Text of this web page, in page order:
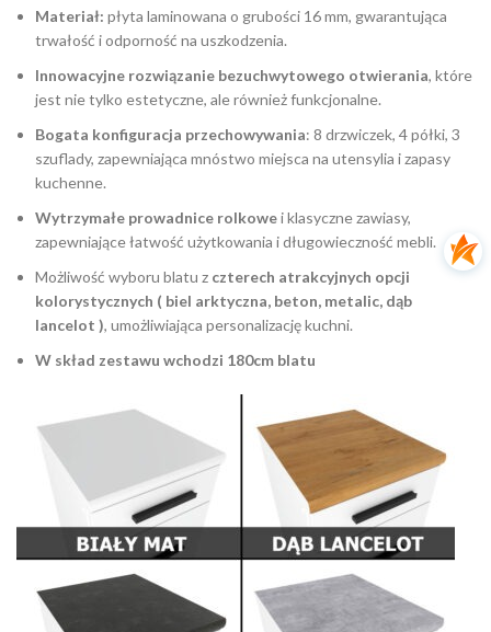
Materiał: płyta laminowana o grubości 16 mm, gwarantująca
trwałość i odporność na uszkodzenia.
Innowacyjne rozwiązanie bezuchwytowego otwierania, które
jest nie tylko estetyczne, ale również funkcjonalne.
Bogata konfiguracja przechowywania: 8 drzwiczek, 4 półki, 3
szuflady, zapewniająca mnóstwo miejsca na utensylia i zapasy
kuchenne.
Wytrzymałe prowadnice rolkowei klasyczne zawiasy,
zapewniające łatwość użytkowania i długowieczność mebli.
Możliwość wyboru blatu z czterech atrakcyjnych opcji
kolorystycznych ( biel arktyczna, beton, metalic, dąb
lancelot ), umożliwiająca personalizację kuchni.
W skład zestawu wchodzi 180cm blatu